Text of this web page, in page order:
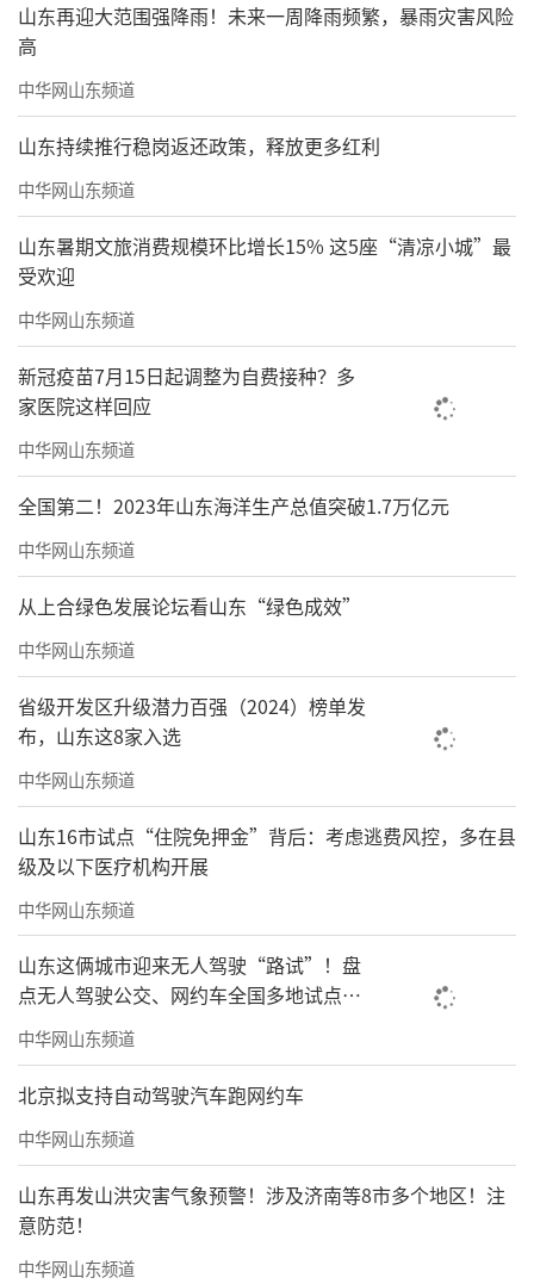
山东再迎大范围强降雨！未来一周降雨频繁，暴雨灾害风险
高
中华网山东频道
山东持续推行稳岗返还政策，释放更多红利
中华网山东频道
山东暑期文旅消费规模环比增长15% 这5座“清凉小城”最
受欢迎
中华网山东频道
新冠疫苗7月15日起调整为自费接种？多
家医院这样回应
中华网山东频道
全国第二！2023年山东海洋生产总值突破1.7万亿元
中华网山东频道
从上合绿色发展论坛看山东“绿色成效”
中华网山东频道
省级开发区升级潜力百强（2024）榜单发
布，山东这8家入选
中华网山东频道
山东16市试点“住院免押金”背后：考虑逃费风控，多在县
级及以下医疗机构开展
中华网山东频道
山东这俩城市迎来无人驾驶“路试”！盘
点无人驾驶公交、网约车全国多地试点之
路
中华网山东频道
北京拟支持自动驾驶汽车跑网约车
中华网山东频道
山东再发山洪灾害气象预警！涉及济南等8市多个地区！注
意防范！
中华网山东频道